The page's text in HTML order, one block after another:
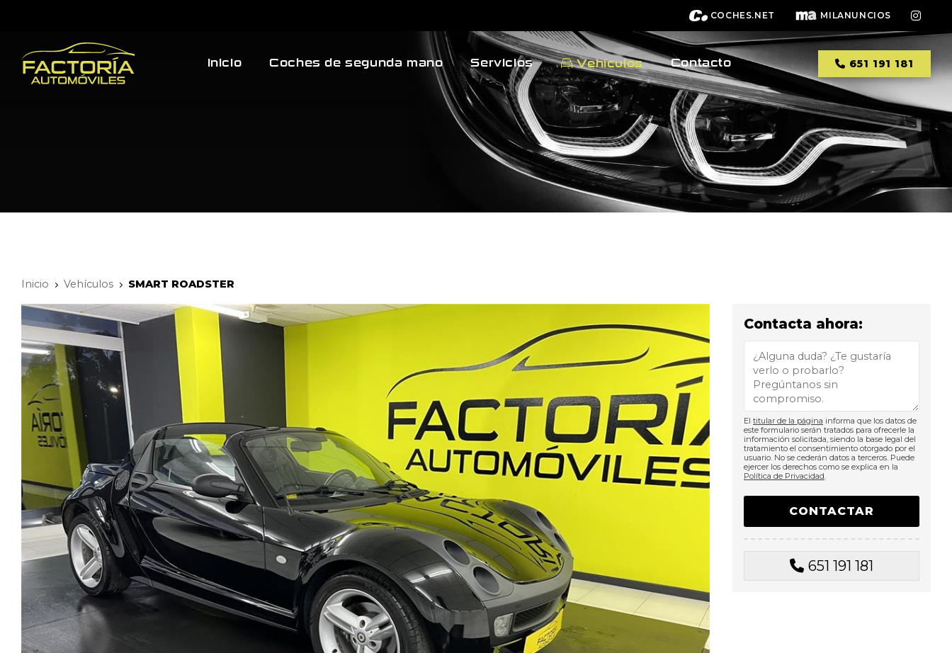
COCHES.NET MILANUNCIOS
Inicio Coches de segunda mano Servicios Vehículos Contacto 651 191 181
Inicio Vehículos SMART ROADSTER
Contacta ahora:
El titular de la página informa que los datos de
este formulario serán tratados para ofrecerle la
información solicitada, siendo la base legal del
tratamiento el consentimiento otorgado por el
usuario. No se cederán datos a terceros. Puede
ejercer los derechos como se explica en la
Política de Privacidad.
651 191 181